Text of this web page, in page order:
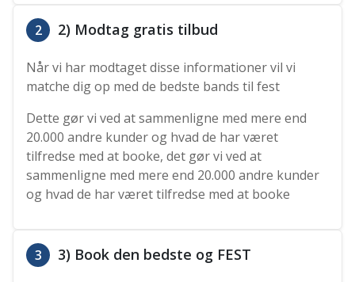
2 2) Modtag gratis tilbud
Når vi har modtaget disse informationer vil vi
matche dig op med de bedste bands til fest
Dette gør vi ved at sammenligne med mere end
20.000 andre kunder og hvad de har været
tilfredse med at booke, det gør vi ved at
sammenligne med mere end 20.000 andre kunder
og hvad de har været tilfredse med at booke
3 3) Book den bedste og FEST